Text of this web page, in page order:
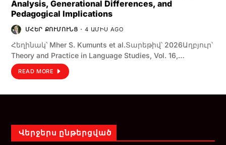
Analysis, Generational Differences, and
Pedagogical Implications
ՄՀԵՐ ՔՈՒՄՈՒՆՑ 4 ԱՄԻՍ AGO
Հեղինակ՝ Mher S. Kumunts et al.Տարեթիվ՝ 2026Աղբյուր՝
Theory and Practice in Language Studies, Vol. 16,…
READ MORE
Վերջերս ընթերցված